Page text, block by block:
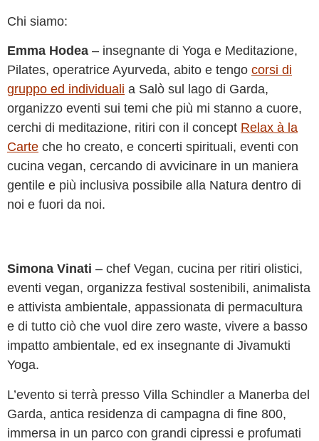
Chi siamo:
Emma Hodea – insegnante di Yoga e Meditazione,
Pilates, operatrice Ayurveda, abito e tengo corsi di
gruppo ed individuali a Salò sul lago di Garda,
organizzo eventi sui temi che più mi stanno a cuore,
cerchi di meditazione, ritiri con il concept Relax à la
Carte che ho creato, e concerti spirituali, eventi con
cucina vegan, cercando di avvicinare in un maniera
gentile e più inclusiva possibile alla Natura dentro di
noi e fuori da noi.
Simona Vinati – chef Vegan, cucina per ritiri olistici,
eventi vegan, organizza festival sostenibili, animalista
e attivista ambientale, appassionata di permacultura
e di tutto ciò che vuol dire zero waste, vivere a basso
impatto ambientale, ed ex insegnante di Jivamukti
Yoga.
L’evento si terrà presso Villa Schindler a Manerba del
Garda, antica residenza di campagna di fine 800,
immersa in un parco con grandi cipressi e profumati